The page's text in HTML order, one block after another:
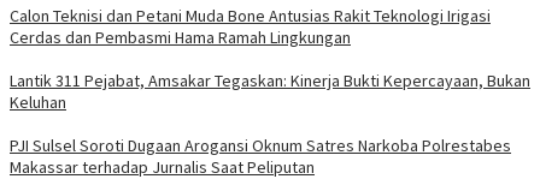
Calon Teknisi dan Petani Muda Bone Antusias Rakit Teknologi Irigasi
Cerdas dan Pembasmi Hama Ramah Lingkungan
Lantik 311 Pejabat, Amsakar Tegaskan: Kinerja Bukti Kepercayaan, Bukan
Keluhan
PJI Sulsel Soroti Dugaan Arogansi Oknum Satres Narkoba Polrestabes
Makassar terhadap Jurnalis Saat Peliputan